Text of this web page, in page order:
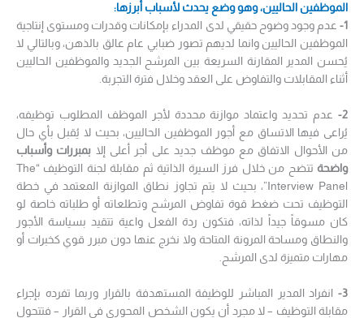
الموظفين الحاليين، وهو وضع يحدث لأسباب أبرزها:
1-
عدم وجود وضوح حقيقي لدى المدراء بإمكانات وقدرات ومستوى إنتاجية
الموظفين الحاليين وانما لديهم تصور ضبابي عام عالق بالذهن، وبالتالي لا
يُحسن المدير المقارنة السريعة بين المرشح الجديد والموظفين الحاليين
أثناء المقابلات والتفاوض على العقد وخلال فترة التجربة.
2-
عدم تحديد واعتماد موازنة محددة لأجر الموظف المطلوب توظيفه،
يُراعى فيها الاتساق مع أجور الموظفين الحاليين، بحيث لا يُقبل بأي حال
من الأحوال الاتفاق مع موظف جديد على أجر أعلى إلا بمبررات وأسباب
واضحة
تتضح من خلال فرز السيرة الذاتية ثم مقابلة لجنة التوظيف “The
Interview Panel”، بحيث لا يتم تجاوز نطاق الموازنة المعتمد في خطة
التوظيف تحت ضغط قوة تفاوض المرشح وتطلعاته أو طلباته خاصة لو
كان مسوقاً جيداً لذاته، فتكون ردة الفعل واعية تتقيد بسياسة الأجور
والنطاق ومساحة المرونة المتاحة ولا نخرج عنها دون مبرر قوي كخبرات أو
مهارات متميزة لدى المرشح.
3-
انفراد المدير المباشر للوظيفة المستهدفة بالقرار وربما تفرده بإجراء
مقابلة التوظيف – لا مجرد أن يكون الشخص المحوري في القرار – فتتحول